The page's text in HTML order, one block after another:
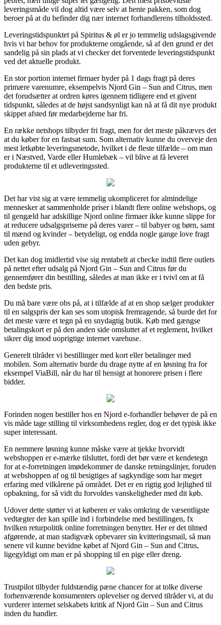
leveringsmåde vil dog altid være selv at hente pakken, som dog
beroer på at du befinder dig nær internet forhandlerens tilholdssted.
Leveringstidspunktet på Spiritus & øl er jo temmelig udslagsgivende
hvis vi har behov for produkterne omgående, så af den grund er det
sandelig på sin plads at vi checker det forventede leveringstidspunkt
ved det aktuelle produkt.
En stor portion internet firmaer byder på 1 dags fragt på deres
primære varenumre, eksempelvis Njord Gin – Sun and Citrus, men
det forudsætter at ordren køres igennem tidligere end et givent
tidspunkt, således at de højst sandsynligt kan nå at få dit nye produkt
skippet afsted før medarbejderne har fri.
En række netshops tilbyder fri fragt, men for det meste påkræves det
at du køber for en fastsat sum. Som alternativ kunne du overveje den
mest letkøbte leveringsmetode, hvilket i de fleste tilfælde – om man
er i Næstved, Varde eller Humlebæk – vil blive at få leveret
produkterne til et udleveringssted.
Det har vist sig at være temmelig ukompliceret for almindelige
mennesker at sammenholde priser i blandt flere online webshops, og
til gengæld har adskillige Njord online firmaer ikke kunne slippe for
at reducere udsalgspriserne på deres varer – til babyer og børn, samt
til mænd og kvinder – betydeligt, og endda nogle gange love fragt
uden gebyr.
Det kan dog imidlertid vise sig rentabelt at checke indtil flere outlets
på nettet efter udsalg på Njord Gin – Sun and Citrus før du
gennemfører din bestilling, således at man ikke er i tvivl om at få
den bedste pris.
Du må bare være obs på, at i tilfælde af at en shop sælger produkter
til en salgspris der kan ses som utopisk fremragende, så burde det for
det meste være et tegn på en snydagtig butik. Køb med gængse
betalingskort er på den anden side omsluttet af et reglement, hvilket
sikrer dig imod uoprigtige internet varehuse.
Generelt tilråder vi bestillinger med kort eller betalinger med
mobilen. Som alternativ burde du drage nytte af en løsning fra for
eksempel ViaBill, når du har til hensigt at honorere prisen i flere
bidder.
Forinden nogen bestiller hos en Njord e-forhandler behøver de på en
vis måde tage stilling til virksomhedens regler, dog er det typisk ikke
super interessant.
En nemmere løsning kunne måske være at tjekke hvorvidt
webshoppen er e-mærke tilsluttet, fordi det bør være et kendetegn
for at e-forretningen imødekommer de danske retningslinjer, foruden
at webshoppen af og til besigtiges af sagkyndige som har meget
erfaring med vilkårene på området. Det er en rigtig god lejlighed til
opbakning, for så vidt du forvoldes vanskeligheder med dit køb.
Udover dette støtter vi at køberen er vaks omkring de væsentligste
vedtægter der kan spille ind i forbindelse med bestillingen, fx
hvilken returpolitik online forretningen benytter. Her er det tilmed
afgørende, at man stadigvæk opbevarer sin kvitteringsmail, så man
senere vil kunne bevidne købet af Njord Gin – Sun and Citrus,
ligegyldigt om man er på shopping til en pige eller dreng.
Trustpilot tilbyder fuldstændig pæne chancer for at tolke diverse
forhenværende konsumenters oplevelser og derved tilråder vi, at du
vurderer internet selskabets kritik af Njord Gin – Sun and Citrus
inden du handler.